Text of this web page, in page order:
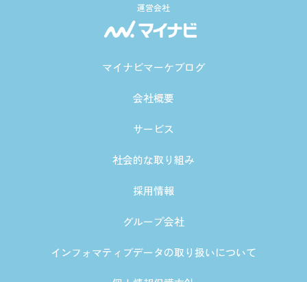
運営会社
マイナビマーケブログ
会社概要
サービス
社会的な取り組み
採用情報
グループ会社
インフォマティブデータの取り扱いについて